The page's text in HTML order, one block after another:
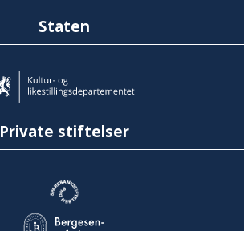
Staten
Private stiftelser